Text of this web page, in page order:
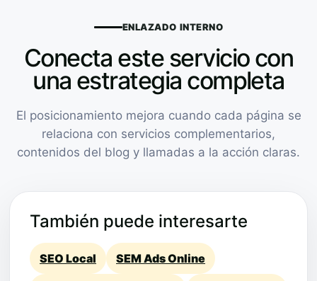
ENLAZADO INTERNO
Conecta este servicio con
una estrategia completa
El posicionamiento mejora cuando cada página se
relaciona con servicios complementarios,
contenidos del blog y llamadas a la acción claras.
También puede interesarte
SEO Local SEM Ads Online